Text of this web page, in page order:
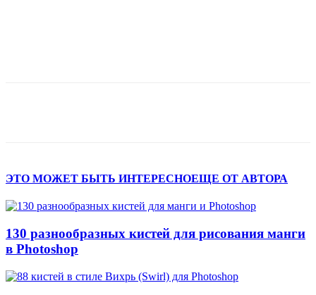
ЭТО МОЖЕТ БЫТЬ ИНТЕРЕСНОЕЩЕ ОТ АВТОРА
130 разнообразных кистей для рисования манги
в Photoshop